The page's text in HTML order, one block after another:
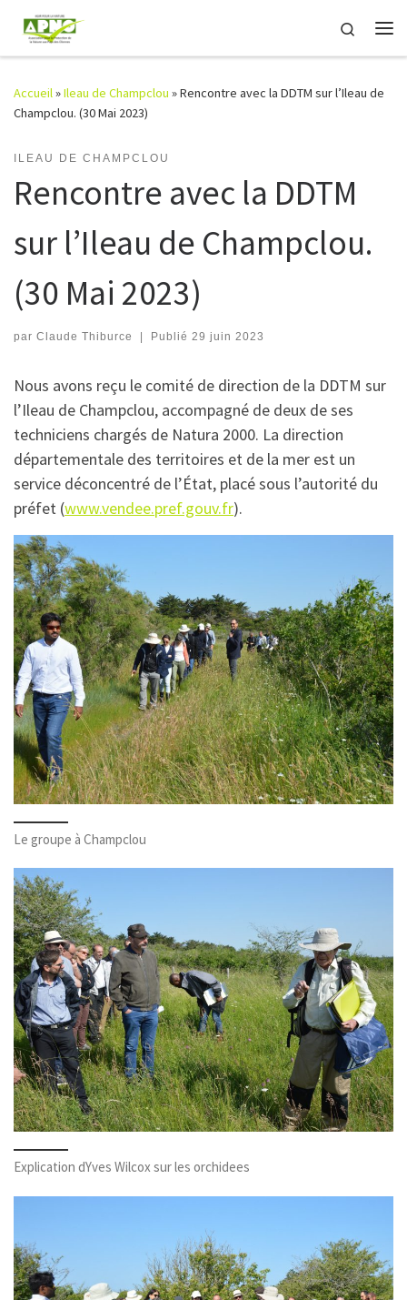
Passer au contenu
Search
Accueil»Ileau de Champclou »Rencontre avec la DDTM sur l’Ileau de
Champclou. (30 Mai 2023)
ILEAU DE CHAMPCLOU
Rencontre avec la DDTM
sur l’Ileau de Champclou.
(30 Mai 2023)
par Claude Thiburce | Publié 29 juin 2023
Nous avons reçu le comité de direction de la DDTM sur
l’Ileau de Champclou, accompagné de deux de ses
techniciens chargés de Natura 2000. La direction
départementale des territoires et de la mer est un
service déconcentré de l’État, placé sous l’autorité du
préfet (www.vendee.pref.gouv.fr).
Le groupe à Champclou
Explication dYves Wilcox sur les orchidees